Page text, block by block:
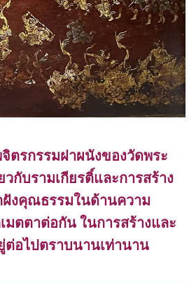
ตรกรรมฝาผนังของวัดพระ
วกับรามเกียรติ์และการสร้าง
ฝังคุณธรรมในด้านความ
มตตาต่อกัน ในการสร้างและ
ต่อไปตราบนานเท่านาน